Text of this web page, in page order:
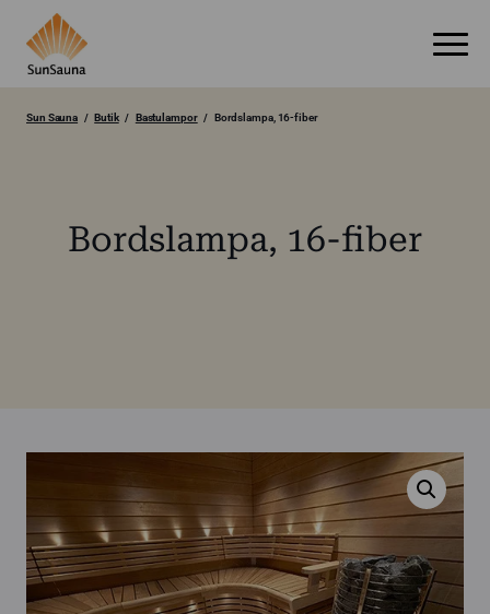
Bordslampa, 16-fiber
Sun Sauna Butik Bastulampor Bordslampa, 16-fiber